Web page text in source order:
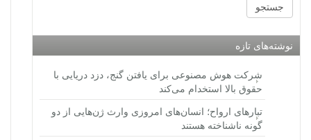
نوشته‌های تازه
شرکت هوش مصنوعی برای یافتن گنج، دزد دریایی با
حقوق بالا استخدام می‌کند
تبارهای ارواح؛ انسان‌های امروزی وارث ژن‌هایی از دو
گونه ناشناخته هستند